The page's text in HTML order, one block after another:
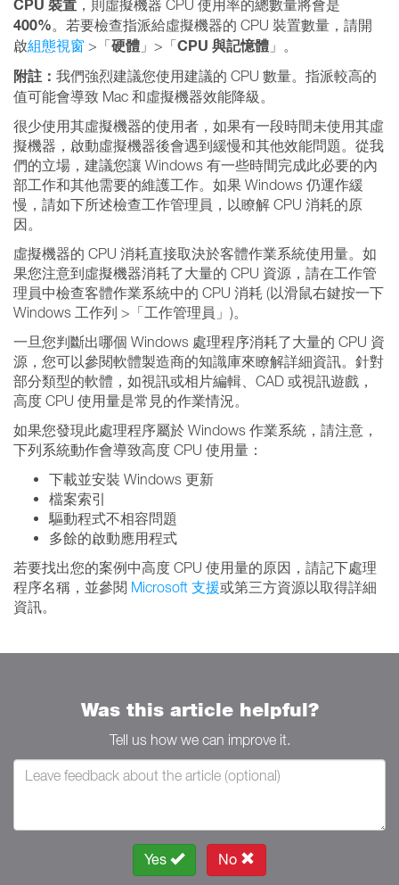
CPU 裝置 ，則虛擬機器 CPU 使用率的總數量將會是
400%。若要檢查指派給虛擬機器的 CPU 裝置數量，請開
啟組態視窗 >「硬體 」>「CPU 與記憶體 」。
附註： 我們強烈建議您使用建議的 CPU 數量。指派較高的
值可能會導致 Mac 和虛擬機器效能降級。
很少使用其虛擬機器的使用者，如果有一段時間未使用其虛
擬機器，啟動虛擬機器後會遇到緩慢和其他效能問題。從我
們的立場，建議您讓 Windows 有一些時間完成此必要的內
部工作和其他需要的維護工作。如果 Windows 仍運作緩
慢，請如下所述檢查工作管理員，以瞭解 CPU 消耗的原
因。
虛擬機器的 CPU 消耗直接取決於客體作業系統使用量。如
果您注意到虛擬機器消耗了大量的 CPU 資源，請在工作管
理員中檢查客體作業系統中的 CPU 消耗 (以滑鼠右鍵按一下
Windows 工作列 >「工作管理員」)。
一旦您判斷出哪個 Windows 處理程序消耗了大量的 CPU 資
源，您可以參閱軟體製造商的知識庫來瞭解詳細資訊。針對
部分類型的軟體，如視訊或相片編輯、CAD 或視訊遊戲，
高度 CPU 使用量是常見的作業情況。
如果您發現此處理程序屬於 Windows 作業系統，請注意，
下列系統動作會導致高度 CPU 使用量：
下載並安裝 Windows 更新
檔案索引
驅動程式不相容問題
多餘的啟動應用程式
若要找出您的案例中高度 CPU 使用量的原因，請記下處理
程序名稱，並參閱 Microsoft 支援或第三方資源以取得詳細
資訊。
Was this article helpful?
Tell us how we can improve it.
Yes No